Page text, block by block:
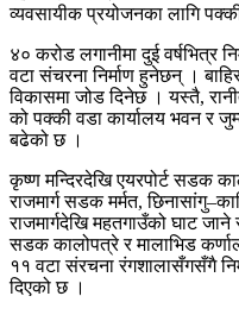
व्यवसायीक प्रयोजनका लागि
४० करोड लगानीमा दुई वर्षभित्र
वटा संचरना निर्माण हुनेछन् ।
विकासमा जोड दिनेछ । यस्तै,
को पक्की वडा कार्यालय भवन र
बढेको छ ।
कृष्ण मन्दिरदेखि एयरपोर्ट सडक
राजमार्ग सडक मर्मत,
राजमार्गदेखि महतगाउँको घाट
सडक कालोपत्रे र मालाभिड
११ वटा संरचना रंगशालासँगसँगै
दिएको छ ।